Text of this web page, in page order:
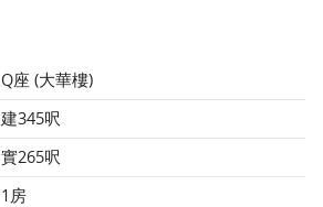
Q座 (大華樓)
建345呎
實265呎
1房